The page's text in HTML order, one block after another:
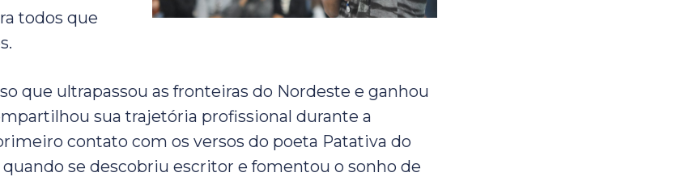
todos que
que ultrapassou as fronteiras do Nordeste e ganhou
sua trajetória profissional durante a
contato com os versos do poeta Patativa do
quando se descobriu escritor e fomentou o sonho de